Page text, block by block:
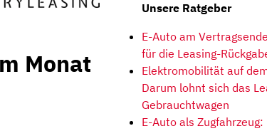
Monat
Unsere Ratgeber
E-Auto am
für die Leasing-
Elektromobilität auf
Darum lohnt sich das
Gebrauchtwagen
E-Auto als Zugfahrzeug: